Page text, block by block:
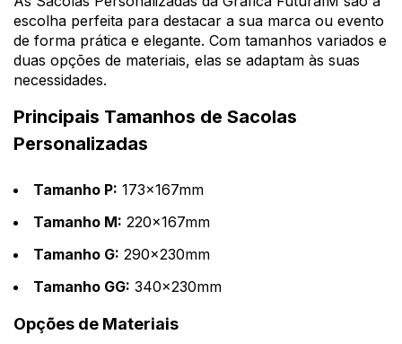
escolha perfeita para destacar a sua marca ou evento
de forma prática e elegante. Com tamanhos variados e
duas opções de materiais, elas se adaptam às suas
necessidades.
Principais Tamanhos de Sacolas
Personalizadas
Tamanho P: 173x167mm
Tamanho M: 220x167mm
Tamanho G: 290x230mm
Tamanho GG: 340x230mm
Opções de Materiais